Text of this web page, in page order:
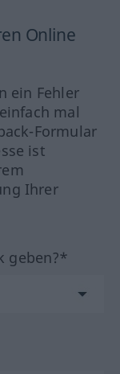
Online
ein Fehler
mal
Formular
ist
Ihrer
geben?*